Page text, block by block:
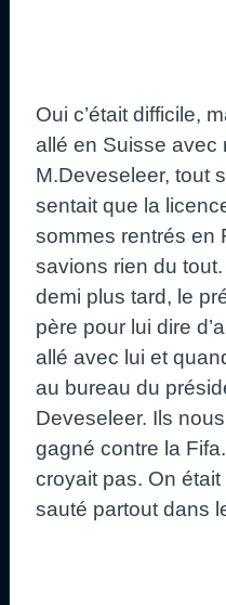
Oui c’était difficile,
allé en Suisse avec
M.Deveseleer, tout
sentait que la
sommes rentrés en
savions rien du
demi plus tard, le
père pour lui dire
allé avec lui et
au bureau du
Deveseleer. Ils
gagné contre la
croyait pas. On
sauté partout dans